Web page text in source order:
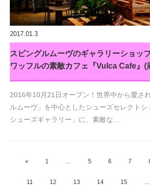
2017.01.3
スピングルムーヴのギャラリーショッ
ワッフルの素敵カフェ『Vulca Cafe』
2016年10月21日オープン！世界中から愛さ
ルムーヴ」を中心としたシューズセレクト
シューズギャラリー」に、素敵な…
« 1 … 5 6 7
11 12 13 14 15 …